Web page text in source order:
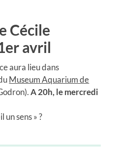
Cécile
avril
aura lieu dans
Museum Aquarium de
A 20h, le mercredi
un sens » ?